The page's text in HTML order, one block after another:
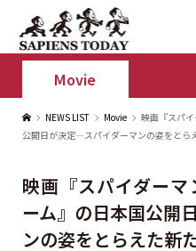
Movie
NEWS LIST Movie
映画『スパ
公開日が決定—スパイダーマンの姿をとら
映画『スパイダー
ーム』の日本国公開
ンの姿をとらえた新